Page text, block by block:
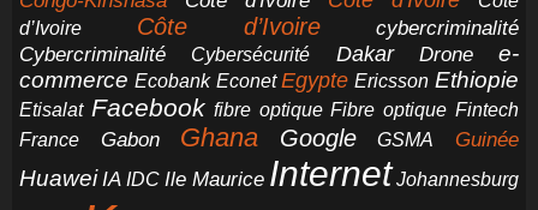
d’Ivoire
Côte d’Ivoire
cybercriminalité
Cybercriminalité
Cybersécurité Dakar Drone
e-
commerce Ecobank Econet Egypte Ericsson Ethiopie
Etisalat Facebook fibre optique Fibre optique Fintech
France
Gabon Ghana Google GSMA Guinée
Huawei IA IDC Ile Maurice Internet Johannesburg